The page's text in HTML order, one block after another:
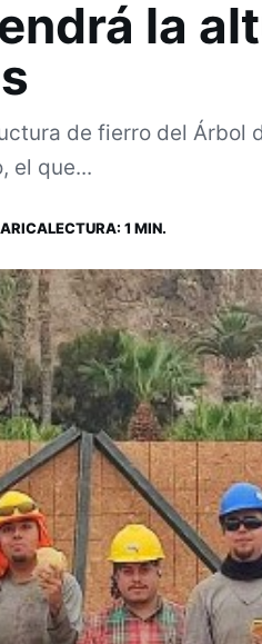
la
de fierro del Árbol
el que...
LECTURA: 1 MIN.